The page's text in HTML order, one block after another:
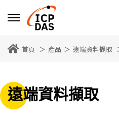
首頁 產品 遠端資料擷取
遠端資料擷取